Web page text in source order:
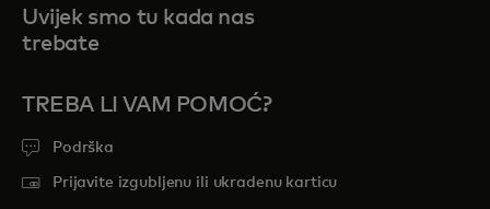
Uvijek smo tu kada nas
trebate
TREBA LI VAM POMOĆ?
Podrška
Prijavite izgubljenu ili ukradenu karticu